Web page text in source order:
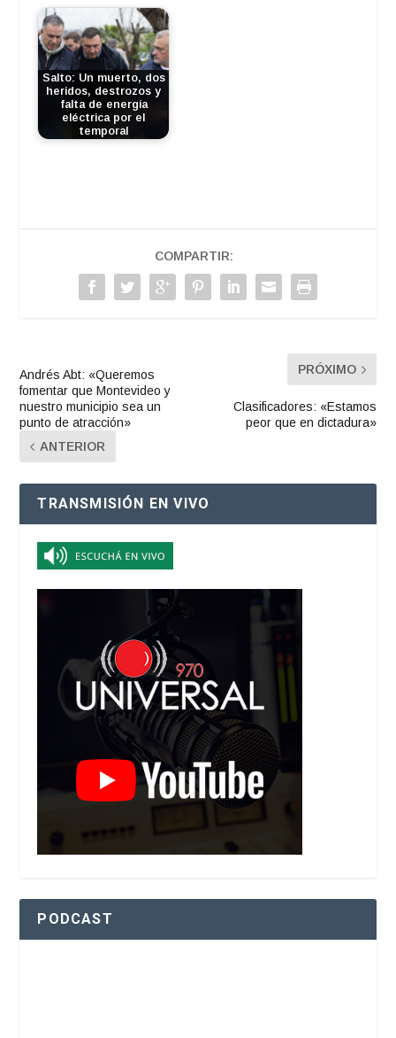
Salto: Un muerto, dos
heridos, destrozos y
falta de energía
eléctrica por el
temporal
COMPARTIR:
Andrés Abt: «Queremos
fomentar que Montevideo y
nuestro municipio sea un
punto de atracción»
ANTERIOR
PRÓXIMO
Clasificadores: «Estamos
peor que en dictadura»
TRANSMISIÓN EN VIVO
PODCAST